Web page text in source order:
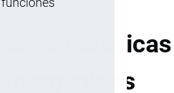
inorgánicos